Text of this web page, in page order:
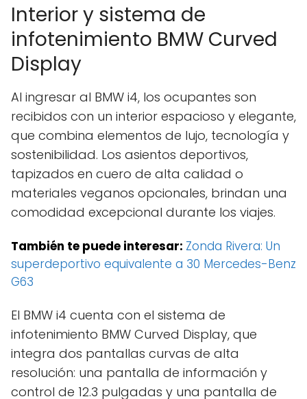
Interior y sistema de
infotenimiento BMW Curved
Display
Al ingresar al BMW i4, los ocupantes son
recibidos con un interior espacioso y elegante,
que combina elementos de lujo, tecnología y
sostenibilidad. Los asientos deportivos,
tapizados en cuero de alta calidad o
materiales veganos opcionales, brindan una
comodidad excepcional durante los viajes.
También te puede interesar: Zonda Rivera: Un
superdeportivo equivalente a 30 Mercedes-Benz
G63
El BMW i4 cuenta con el sistema de
infotenimiento BMW Curved Display, que
integra dos pantallas curvas de alta
resolución: una pantalla de información y
control de 12.3 pulgadas y una pantalla de